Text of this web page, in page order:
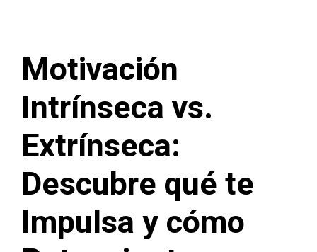
Motivación
Intrínseca vs.
Extrínseca:
Descubre qué te
Impulsa y cómo